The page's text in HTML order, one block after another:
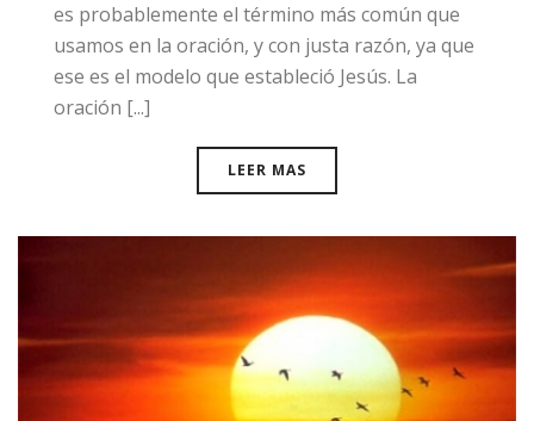
es probablemente el término más común que
usamos en la oración, y con justa razón, ya que
ese es el modelo que estableció Jesús. La
oración [...]
LEER MAS